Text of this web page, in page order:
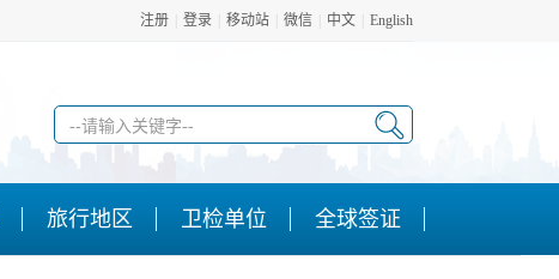
注册 登录 移动站 微信 中文 English
旅行地区 卫检单位 全球签证